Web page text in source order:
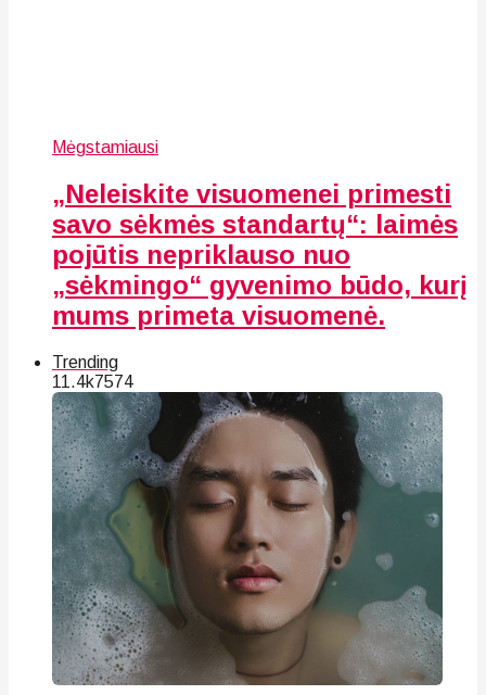
Mėgstamiausi
„Neleiskite visuomenei primesti
savo sėkmės standartų“: laimės
pojūtis nepriklauso nuo
„sėkmingo“ gyvenimo būdo, kurį
mums primeta visuomenė.
Trending
11.4k7574